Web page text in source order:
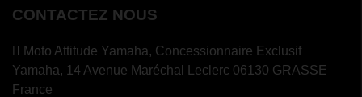
CONTACTEZ NOUS
Moto Attitude Yamaha, Concessionnaire Exclusif
Yamaha, 14 Avenue Maréchal Leclerc 06130 GRASSE
France